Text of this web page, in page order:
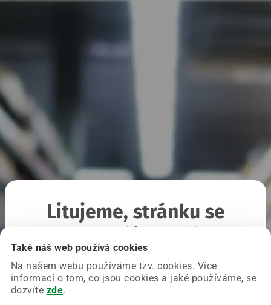
Také náš web používá cookies
Na našem webu používáme tzv. cookies. Více
informací o tom, co jsou cookies a jaké používáme, se
dozvíte zde.
Litujeme, stránku se
Chyba nastala na naší straně a už ji opravujeme.
Zkuste prosím znovu načíst požadovanou stránku.